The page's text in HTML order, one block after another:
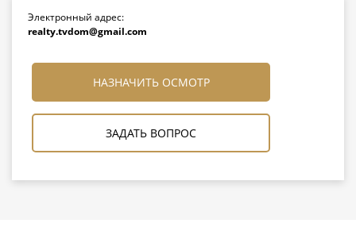
Электронный адрес:
realty.tvdom@gmail.com
НАЗНАЧИТЬ ОСМОТР
ЗАДАТЬ ВОПРОС